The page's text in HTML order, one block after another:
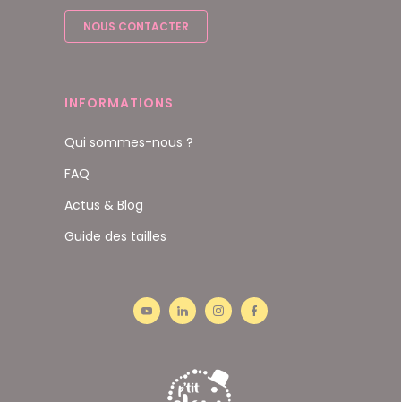
NOUS CONTACTER
INFORMATIONS
Qui sommes-nous ?
FAQ
Actus & Blog
Guide des tailles